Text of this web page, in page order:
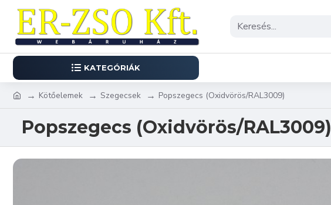
KATEGÓRIÁK
Kötőelemek Szegecsek Popszegecs (Oxidvörös/RAL3009)
Popszegecs (Oxidvörös/RAL3009)